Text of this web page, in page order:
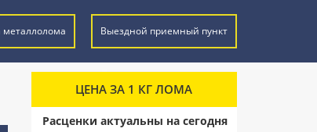
металлолома Выездной приемный пункт
ЦЕНА ЗА 1 КГ ЛОМА
Расценки актуальны на сегодня